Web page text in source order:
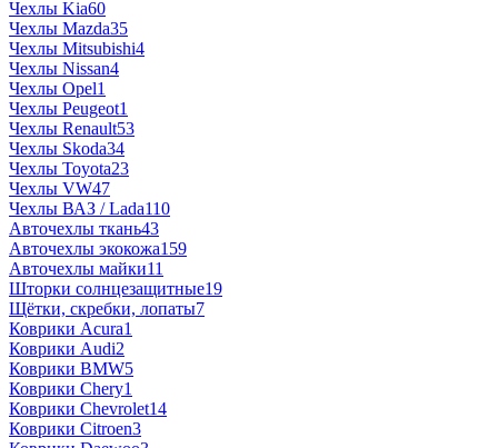
Чехлы Kia60
Чехлы Mazda35
Чехлы Mitsubishi4
Чехлы Nissan4
Чехлы Opel1
Чехлы Peugeot1
Чехлы Renault53
Чехлы Skoda34
Чехлы Toyota23
Чехлы VW47
Чехлы ВАЗ / Lada110
Авточехлы ткань43
Авточехлы экокожа159
Авточехлы майки11
Шторки солнцезащитные19
Щётки, скребки, лопаты7
Коврики Acura1
Коврики Audi2
Коврики BMW5
Коврики Chery1
Коврики Chevrolet14
Коврики Citroen3